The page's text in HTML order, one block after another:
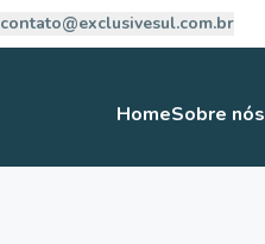
contato@exclusivesul.com.br
HomeSobre nós